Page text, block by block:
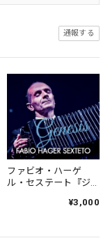
通報する
ファビオ・ハーゲ
ル・セステート『ジ
¥3,000